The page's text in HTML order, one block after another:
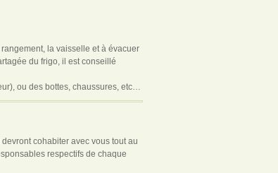
la vaisselle et à évacuer
du frigo, il est conseillé
ou des bottes, chaussures, etc…
cohabiter avec vous tout au
respectifs de chaque